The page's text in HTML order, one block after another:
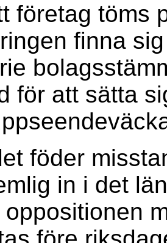
företag töms
finna
för att sätta
föder
in i det